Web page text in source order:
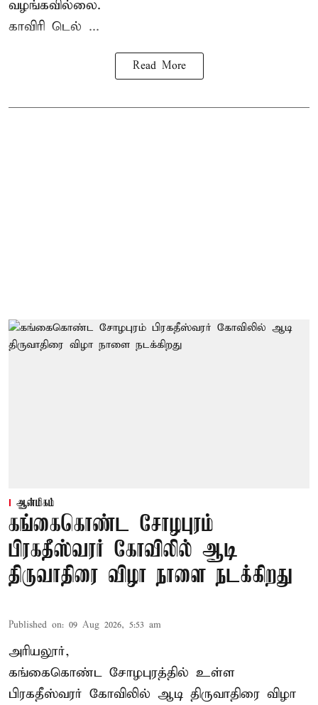
வழங்கவில்லை.
காவிரி டெல் ...
Read More
ஆன்மிகம்
கங்கைகொண்ட சோழபுரம்
பிரகதீஸ்வரர் கோவிலில் ஆடி
திருவாதிரை விழா நாளை நடக்கிறது
Published on: 09 Aug 2026, 5:53 am
அரியலூர்,
கங்கைகொண்ட சோழபுரத்தில் உள்ள
பிரகதீஸ்வரர் கோவிலில் ஆடி திருவாதிரை விழா